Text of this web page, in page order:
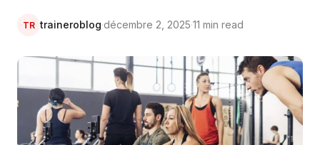
TR traineroblog·décembre 2, 2025·11 min read